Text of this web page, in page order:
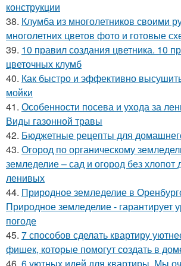
конструкции
38. Клумба из многолетников своими
многолетних цветов фото и готовые
39. 10 правил создания цветника. 10
цветочных клумб
40. Как быстро и эффективно
мойки
41. Особенности посева и ухода за
Виды газонной травы
42. Бюджетные рецепты для
43. Огород по органическому
земледелие – сад и огород без хлопот
ленивых
44. Природное земледелие в
Природное земледелие - гарантирует
погоде
45. 7 способов сделать квартиру
фишек, которые помогут создать в